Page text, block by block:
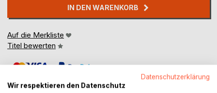
IN DEN WARENKORB
Auf die Merkliste
Titel bewerten
Datenschutzerklärung
Wir respektieren den Datenschutz